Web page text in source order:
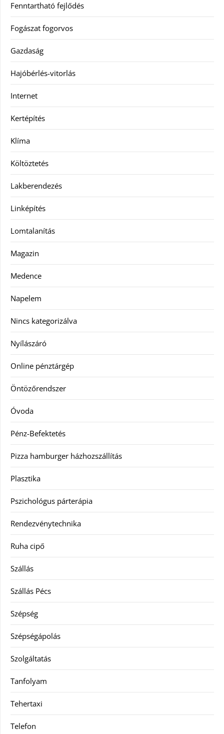
Fenntartható fejlődés
Fogászat fogorvos
Gazdaság
Hajóbérlés-vitorlás
Internet
Kertépítés
Klíma
Költöztetés
Lakberendezés
Linképítés
Lomtalanítás
Magazin
Medence
Napelem
Nincs kategorizálva
Nyílászáró
Online pénztárgép
Öntözőrendszer
Óvoda
Pénz-Befektetés
Pizza hamburger házhozszállítás
Plasztika
Pszichológus párterápia
Rendezvénytechnika
Ruha cipő
Szállás
Szállás Pécs
Szépség
Szépségápolás
Szolgáltatás
Tanfolyam
Tehertaxi
Telefon